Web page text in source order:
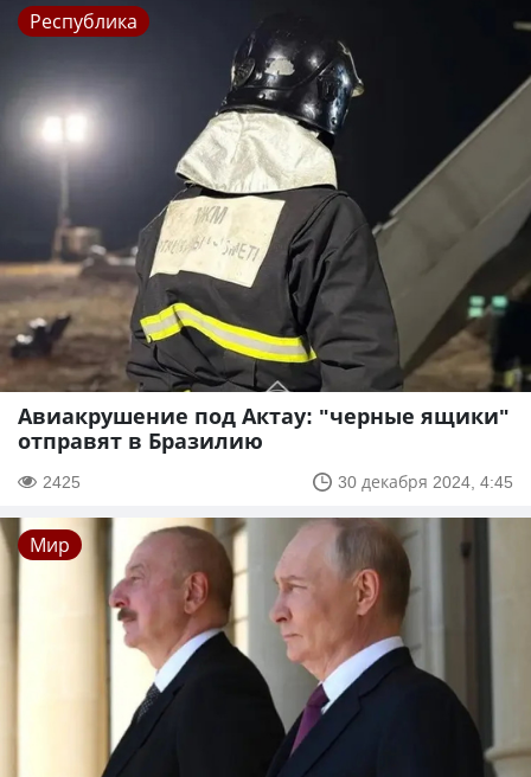
Республика
Авиакрушение под Актау: "черные ящики"
отправят в Бразилию
2425 30 декабря 2024, 4:45
Мир